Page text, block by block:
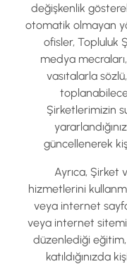
değişkenlik
otomatik olmayan
ofisler, Topluluk
medya
vasıtalarla
Şirketlerimizin
güncellenerek
Ayrıca, Şirket
hizmetlerini
veya internet
veya internet
düzenlediği
katıldığınızda